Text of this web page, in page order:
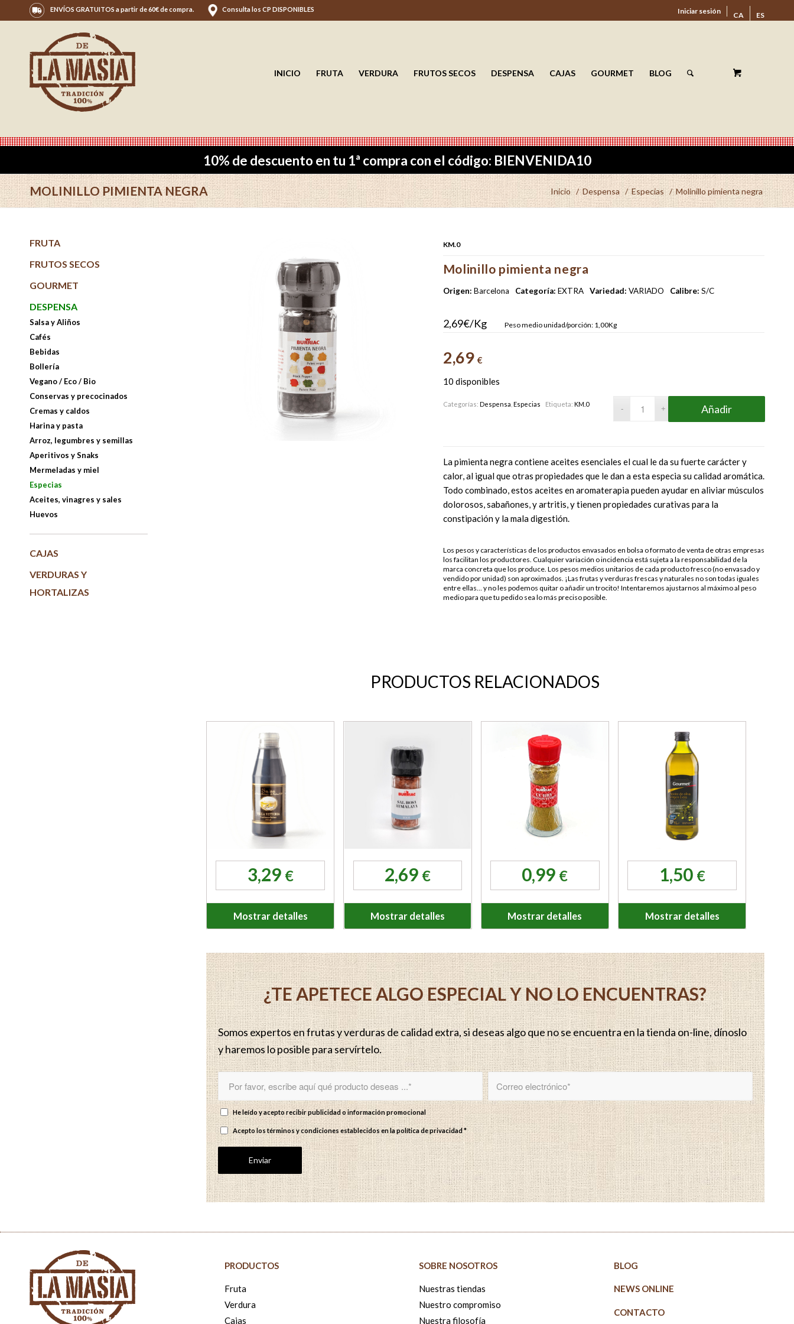
Iniciar sesión CA ES
ENVÍOS GRATUITOS a partir de 60€ de compra. Consulta los CP DISPONIBLES
INICIO FRUTA VERDURA FRUTOS SECOS DESPENSA CAJAS GOURMET BLOG
10% de descuento en tu 1ª compra con el código: BIENVENIDA10
MOLINILLO PIMIENTA NEGRA Inicio / Despensa / Especias / Molinillo pimienta negra
KM.0
Molinillo pimienta negra
Origen: Barcelona Categoría: EXTRA Variedad: VARIADO Calibre: S/C
2,69€/Kg Peso medio unidad/porción: 1,00Kg
2,69 €
10 disponibles
Añadir
Categorías: Despensa Especias Etiqueta: KM.0
La pimienta negra contiene aceites esenciales el cual le da su fuerte carácter y
calor, al igual que otras propiedades que le dan a esta especia su calidad aromática.
Todo combinado, estos aceites en aromaterapia pueden ayudar en aliviar músculos
dolorosos, sabañones, y artritis, y tienen propiedades curativas para la
constipación y la mala digestión.
Los pesos y características de los productos envasados en bolsa o formato de venta de otras empresas
los facilitan los productores. Cualquier variación o incidencia está sujeta a la responsabilidad de la
marca concreta que los produce. Los pesos medios unitarios de cada producto fresco (no envasado y
vendido por unidad) son aproximados. ¡Las frutas y verduras frescas y naturales no son todas iguales
entre ellas… y no les podemos quitar o añadir un trocito! Intentaremos ajustarnos al máximo al peso
medio para que tu pedido sea lo más preciso posible.
PRODUCTOS RELACIONADOS
3,29 €
Mostrar detalles
2,69 €
Mostrar detalles
0,99 €
Mostrar detalles
1,50 €
Mostrar detalles
¿TE APETECE ALGO ESPECIAL Y NO LO ENCUENTRAS?
Somos expertos en frutas y verduras de calidad extra, si deseas algo que no se encuentra en la tienda on-line, dínoslo
y haremos lo posible para servírtelo.
He leído y acepto recibir publicidad o información promocional
Acepto los términos y condiciones establecidos enla política de privacidad*
FRUTA
FRUTOS SECOS
GOURMET
DESPENSA
Salsa y Aliños
Cafés
Bebidas
Bollería
Vegano / Eco / Bio
Conservas y precocinados
Cremas y caldos
Harina y pasta
Arroz, legumbres y semillas
Aperitivos y Snaks
Mermeladas y miel
Especias
Aceites, vinagres y sales
Huevos
CAJAS
VERDURAS Y
HORTALIZAS
PRODUCTOS
Fruta
Verdura
Cajas
SOBRE NOSOTROS
Nuestras tiendas
Nuestro compromiso
Nuestra filosofía
BLOG
NEWS ONLINE
CONTACTO